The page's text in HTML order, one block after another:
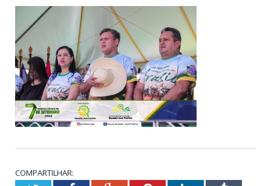
COMPARTILHAR: